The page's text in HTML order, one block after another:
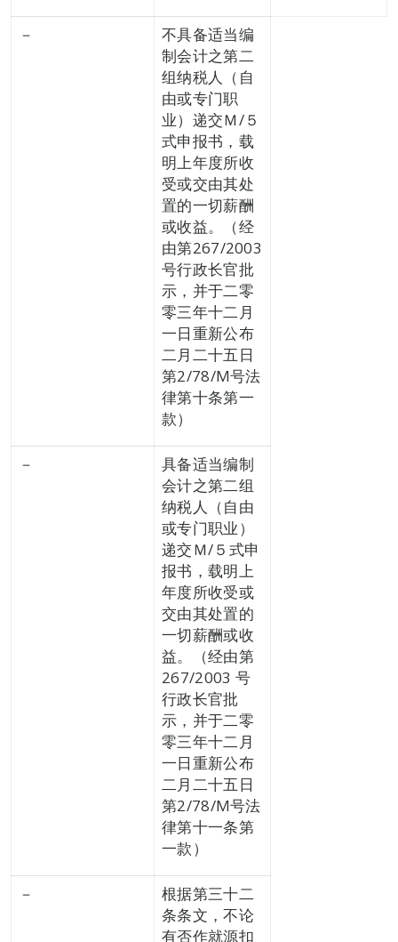
－
不具备适当编
制会计之第二
组纳税人（自
由或专门职
业）递交Ｍ/５
式申报书，载
明上年度所收
受或交由其处
置的一切薪酬
或收益。（经
由第267/2003
号行政长官批
示，并于二零
零三年十二月
一日重新公布
二月二十五日
第2/78/M号法
律第十条第一
款）
－
具备适当编制
会计之第二组
纳税人（自由
或专门职业）
递交Ｍ/５式申
报书，载明上
年度所收受或
交由其处置的
一切薪酬或收
益。（经由第
267/2003 号
行政长官批
示，并于二零
零三年十二月
一日重新公布
二月二十五日
第2/78/M号法
律第十一条第
一款）
－
根据第三十二
条条文，不论
有否作就源扣